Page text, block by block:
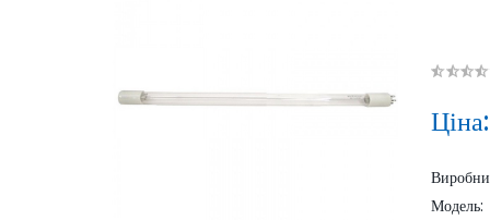
Ціна:
Модель: